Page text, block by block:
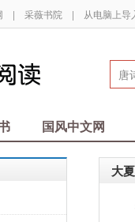
| 采薇书院 | 从电脑上导
国风中文网
大